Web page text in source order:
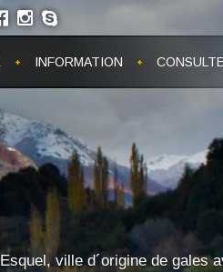
INFORMATION
ville d´origine de gales